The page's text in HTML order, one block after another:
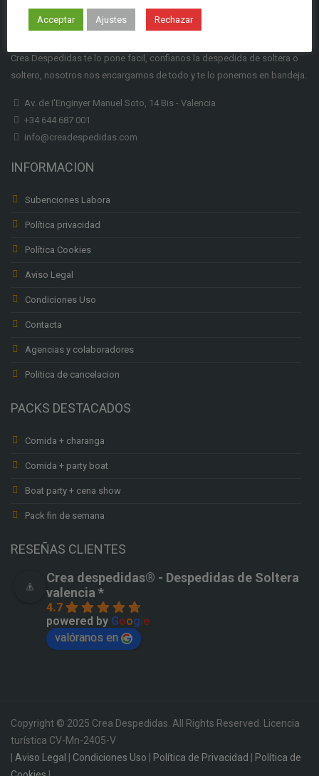
CONTACTO
Crea Despedidas te lo pone facil, confianos la despedida de soltera o
soltero, nosotros nos encargamos de todo y te lo ponemos en bandeja.
Av. de I'Enginyer Manuel Soto, 14 Bis - Valencia
+34 644 687 001
info@creadespedidas.com
INFORMACION
Subenciones Labora
Política privacidad
Política Cookies
Aviso Legal
Condiciones Uso
Contacta
Agencias y colaboradores
Politica de cancelacion
PACKS DESTACADOS
Comida + charanga
Comida + party boat
Boat party + cena show
Pack fin de semana
RESEÑAS CLIENTES
Crea despedidas®️ - Despedidas de Soltera
valencia *
4.7
powered by Google
valóranos en
Copyright © 2025 Crea Despedidas. All Rights Reserved. Licencia
turística CV-Mn-2405-V
Aviso Legal Condiciones Uso Política de Privacidad
Política de
Acceptar Ajustes Rechazar